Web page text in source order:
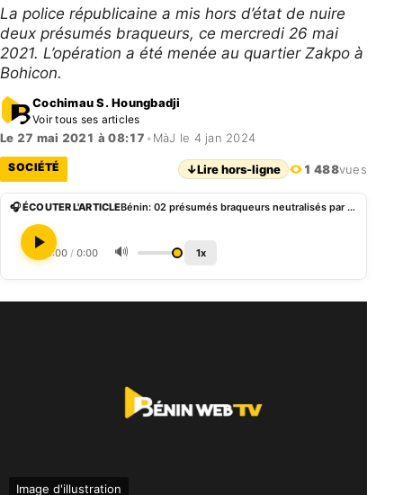
La police républicaine a mis hors d’état de nuire
deux présumés braqueurs, ce mercredi 26 mai
2021. L’opération a été menée au quartier Zakpo à
Bohicon.
Cochimau S. Houngbadji
Voir tous ses articles
Le 27 mai 2021 à 08:17 • MàJ le 4 jan 2024
SOCIÉTÉ ↓Lire hors-ligne 1 488vues
🎧 ÉCOUTER L'ARTICLE Bénin: 02 présumés braqueurs neutralisés par la police à Bohicon
0:00 / 0:00 🔊 1x
Image d'illustration